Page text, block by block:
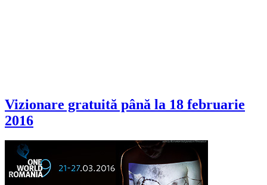
Vizionare gratuită până la 18 februarie
2016